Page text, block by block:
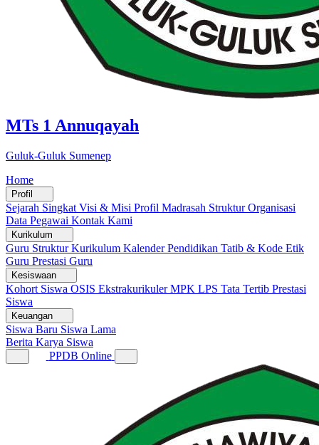
MTs 1 Annuqayah
Guluk-Guluk Sumenep
Home
Profil
Sejarah Singkat Visi & Misi Profil Madrasah Struktur Organisasi
Data Pegawai Kontak Kami
Kurikulum
Guru Struktur Kurikulum Kalender Pendidikan Tatib & Kode Etik
Guru Prestasi Guru
Kesiswaan
Kohort Siswa OSIS Ekstrakurikuler MPK LPS Tata Tertib Prestasi
Siswa
Keuangan
Siswa Baru Siswa Lama
Berita Karya Siswa
PPDB Online